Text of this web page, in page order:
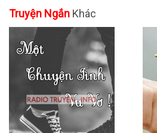
Truyện Ngắn Khác